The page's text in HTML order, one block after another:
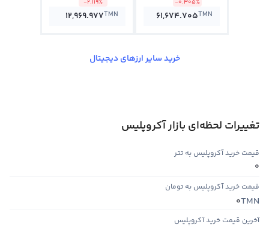
-0.305%
61,674.705TMN
-2.119%
12,969.977TMN
خرید سایر ارزهای دیجیتال
تغییرات لحظه‌ای بازار آکروپلیس
قیمت خرید آکروپلیس به تتر
0
قیمت خرید آکروپلیس به تومان
TMN
0
آخرین قیمت خرید آکروپلیس